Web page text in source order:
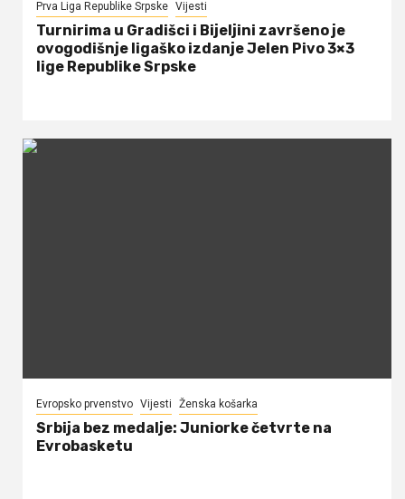
Prva Liga Republike Srpske Vijesti
Turnirima u Gradišci i Bijeljini završeno je
ovogodišnje ligaško izdanje Jelen Pivo 3×3
lige Republike Srpske
Evropsko prvenstvo Vijesti Ženska košarka
Srbija bez medalje: Juniorke četvrte na
Evrobasketu